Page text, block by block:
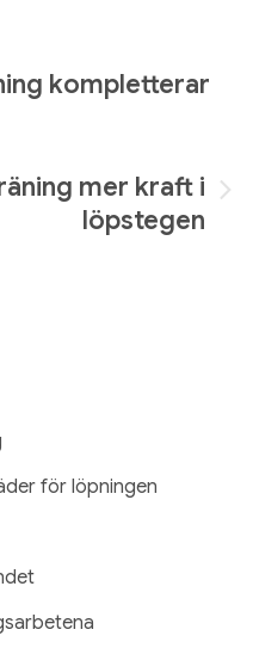
kompletterar
mer kraft i
löpstegen
för löpningen